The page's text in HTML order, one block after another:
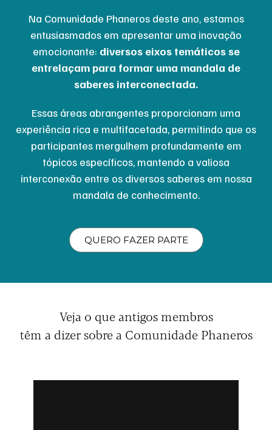
Na Comunidade Phaneros deste ano, estamos
entusiasmados em apresentar uma inovação
emocionante: diversos eixos temáticos se
entrelaçam para formar uma mandala de
saberes interconectada.
Essas áreas abrangentes proporcionam uma
experiência rica e multifacetada, permitindo que os
participantes mergulhem profundamente em
tópicos específicos, mantendo a valiosa
interconexão entre os diversos saberes em nossa
mandala de conhecimento.
QUERO FAZER PARTE
Veja o que antigos membros
têm a dizer sobre a Comunidade Phaneros